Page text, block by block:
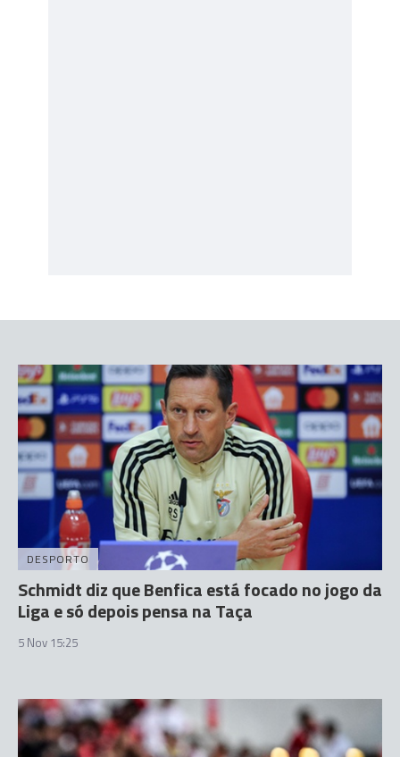
DESPORTO
Schmidt diz que Benfica está focado no jogo da
Liga e só depois pensa na Taça
5 Nov 15:25